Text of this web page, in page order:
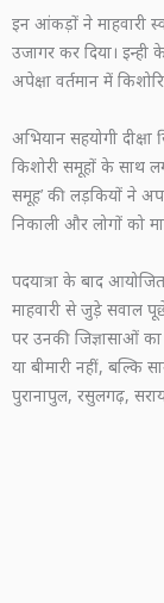
इन आंकड़ों ने माहवारी
उजागर कर दिया।
अपेक्षा वर्तमान में
अभियान सहयोगी
किशोरी समूहों के साथ
समूह’ की लड़कियों ने
निकाली और लोगों को
पदयात्रा के बाद
माहवारी से जुड़े सवाल
पर उनकी जिज्ञासाओं
या बीमारी नहीं, बल्कि
पुरानापुल, रसुलगढ़,